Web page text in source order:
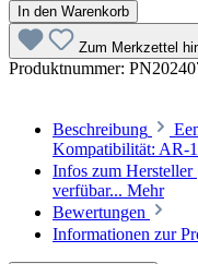
In den Warenkorb
Zum Merkzettel
Produktnummer:
Beschreibung
Kompatibilität: AR-
Infos zum Hersteller
verfübar... Mehr
Bewertungen
Informationen zur